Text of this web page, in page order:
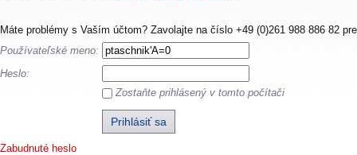
Máte problémy s Vaším účtom? Zavolajte na číslo +49 (0)261 988 886 82
Používateľské meno:
Heslo:
Zostaňte prihlásený v tomto počítači
Zabudnuté heslo